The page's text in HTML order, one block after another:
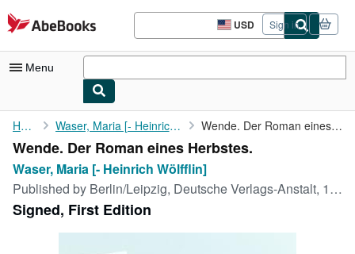
Skip to main content
AbeBooks.com USD
Site
shopping
Sign in
Menu
My Account
My Purchases
Advanced Search
Browse Collections
Rare Books
Home Waser, Maria [- Heinrich Wölfflin] Wende. Der Roman eines Herbstes.
Wende. Der Roman eines Herbstes.
Waser, Maria [- Heinrich Wölfflin]
Published by Berlin/Leipzig, Deutsche Verlags-Anstalt, 1929 («Copyright» 1928), 1929
Signed, First Edition